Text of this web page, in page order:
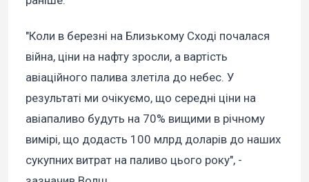
"Коли в березні на Близькому Сході почалася
війна, ціни на нафту зросли, а вартість
авіаційного палива злетіла до небес. У
результаті ми очікуємо, що середні ціни на
авіапаливо будуть на 70% вищими в річному
вимірі, що додасть 100 млрд доларів до наших
сукупних витрат на паливо цього року", -